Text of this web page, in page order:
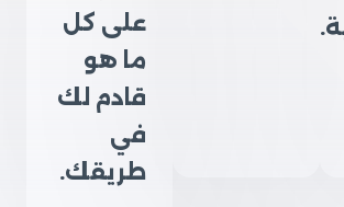
على كل
ما هو
قادم لك
في
طريقك.